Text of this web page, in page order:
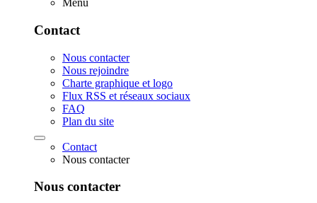
Menu
Contact
Nous contacter
Nous rejoindre
Charte graphique et logo
Flux RSS et réseaux sociaux
FAQ
Plan du site
Contact
Nous contacter
Nous contacter